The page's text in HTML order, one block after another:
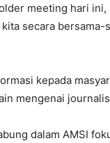
meeting hari
secara bersama-
kepada
mengenai
dalam AMSI